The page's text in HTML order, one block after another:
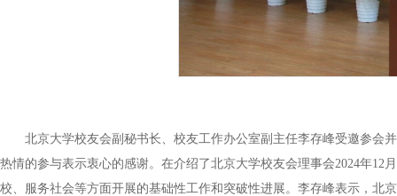
北京大学校友会副秘书长、校友工作办公室副主任李存峰受邀参会
热情的参与表示衷心的感谢。在介绍了北京大学校友会理事会2024年
校、服务社会等方面开展的基础性工作和突破性进展。李存峰表示，北